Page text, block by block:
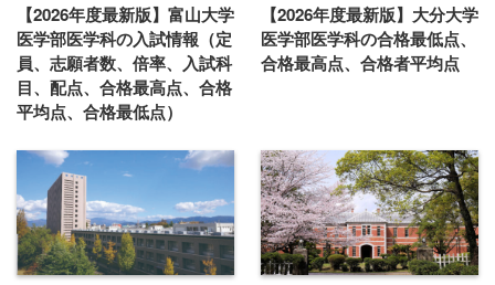
【2026年度最新版】富山大学
医学部医学科の入試情報（定
員、志願者数、倍率、入試科
目、配点、合格最高点、合格
平均点、合格最低点）
【2026年度最新版】大分大学
医学部医学科の合格最低点、
合格最高点、合格者平均点